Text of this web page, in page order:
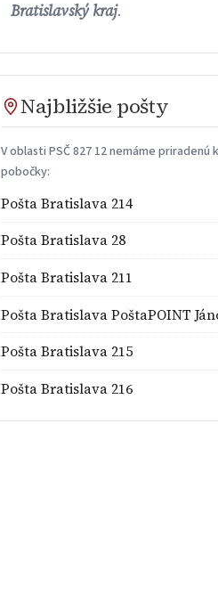
Bratislavský kraj.
Najbližšie pošty
V oblasti PSČ 827 12 nemáme
pobočky:
Pošta Bratislava 214
Pošta Bratislava 28
Pošta Bratislava 211
Pošta Bratislava PoštaPOINT
Pošta Bratislava 215
Pošta Bratislava 216